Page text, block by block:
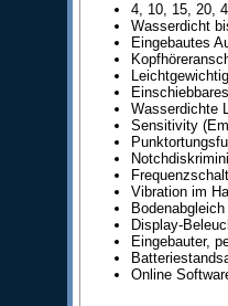
4, 10, 15, 20,
Wasserdicht
Eingebautes
Wasserdichte
Sensitivity
Vibration im
Display-
Eingebauter,
Online